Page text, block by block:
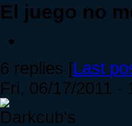
El juego no
6 replies [Last
Fri, 06/17/2011 -